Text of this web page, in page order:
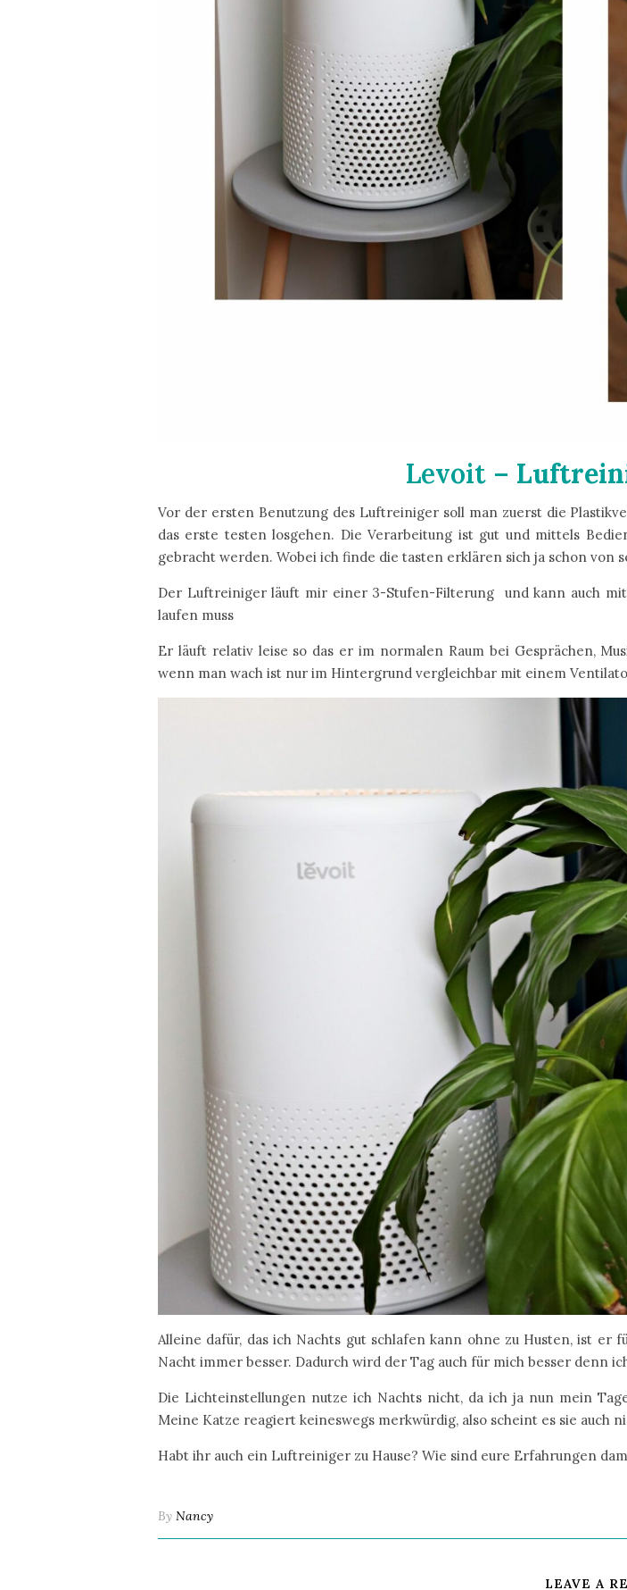
Levoit –
Vor der ersten Benutzung des Luftreiniger soll man zuerst die
das erste testen losgehen. Die Verarbeitung ist gut und mittels
gebracht werden. Wobei ich finde die tasten erklären sich ja schon von
Der Luftreiniger läuft mir einer 3-Stufen-Filterung und kann auch
laufen muss
Er läuft relativ leise so das er im normalen Raum bei Gesprächen,
wenn man wach ist nur im Hintergrund vergleichbar mit einem
Alleine dafür, das ich Nachts gut schlafen kann ohne zu Husten, ist
Nacht immer besser. Dadurch wird der Tag auch für mich besser denn
Die Lichteinstellungen nutze ich Nachts nicht, da ich ja nun mein
Meine Katze reagiert keineswegs merkwürdig, also scheint es sie auch
Habt ihr auch ein Luftreiniger zu Hause? Wie sind eure Erfahrungen
By Nancy
LEAVE A